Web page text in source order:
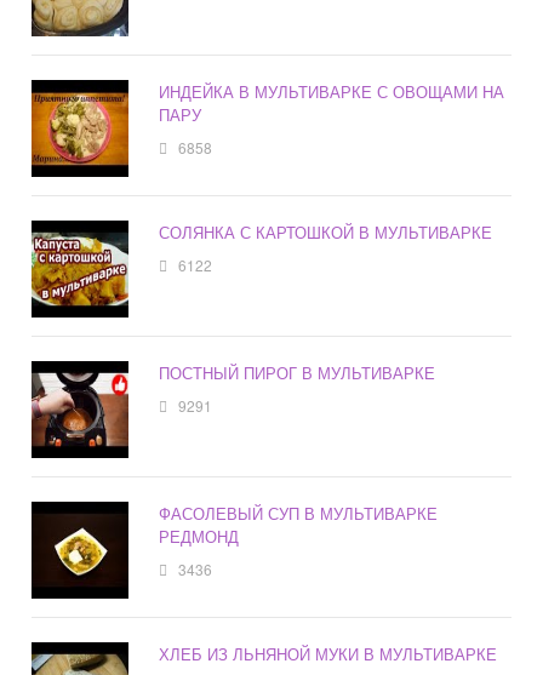
ИНДЕЙКА В МУЛЬТИВАРКЕ С ОВОЩАМИ НА
ПАРУ
6858
СОЛЯНКА С КАРТОШКОЙ В МУЛЬТИВАРКЕ
6122
ПОСТНЫЙ ПИРОГ В МУЛЬТИВАРКЕ
9291
ФАСОЛЕВЫЙ СУП В МУЛЬТИВАРКЕ
РЕДМОНД
3436
ХЛЕБ ИЗ ЛЬНЯНОЙ МУКИ В МУЛЬТИВАРКЕ